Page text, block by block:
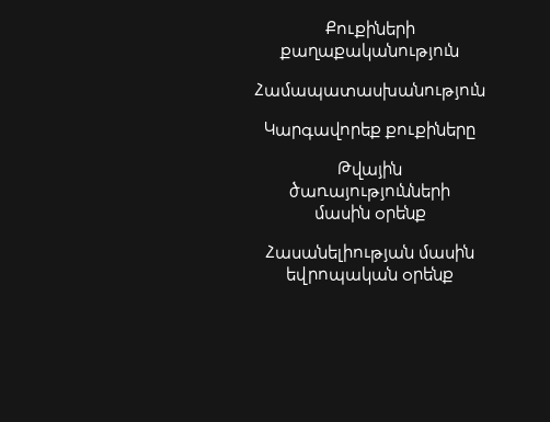
Քուքիների
քաղաքականություն
Համապատասխանություն
Կարգավորեք քուքիները
Թվային
ծառայությունների
մասին օրենք
Հասանելիության մասին
եվրոպական օրենք